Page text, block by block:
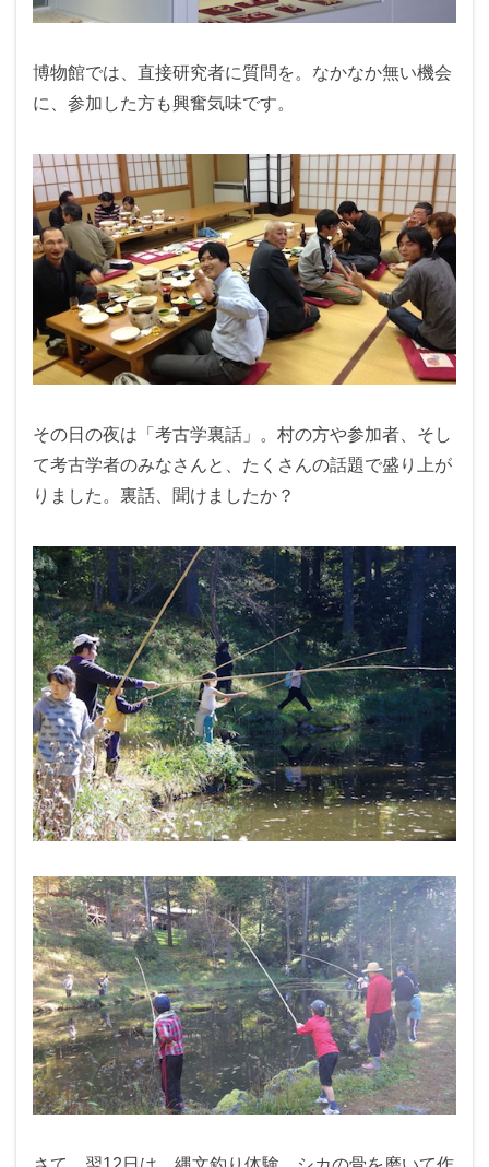
博物館では、直接研究者に質問を。なかなか無い機会
に、参加した方も興奮気味です。
その日の夜は「考古学裏話」。村の方や参加者、そし
て考古学者のみなさんと、たくさんの話題で盛り上が
りました。裏話、聞けましたか？